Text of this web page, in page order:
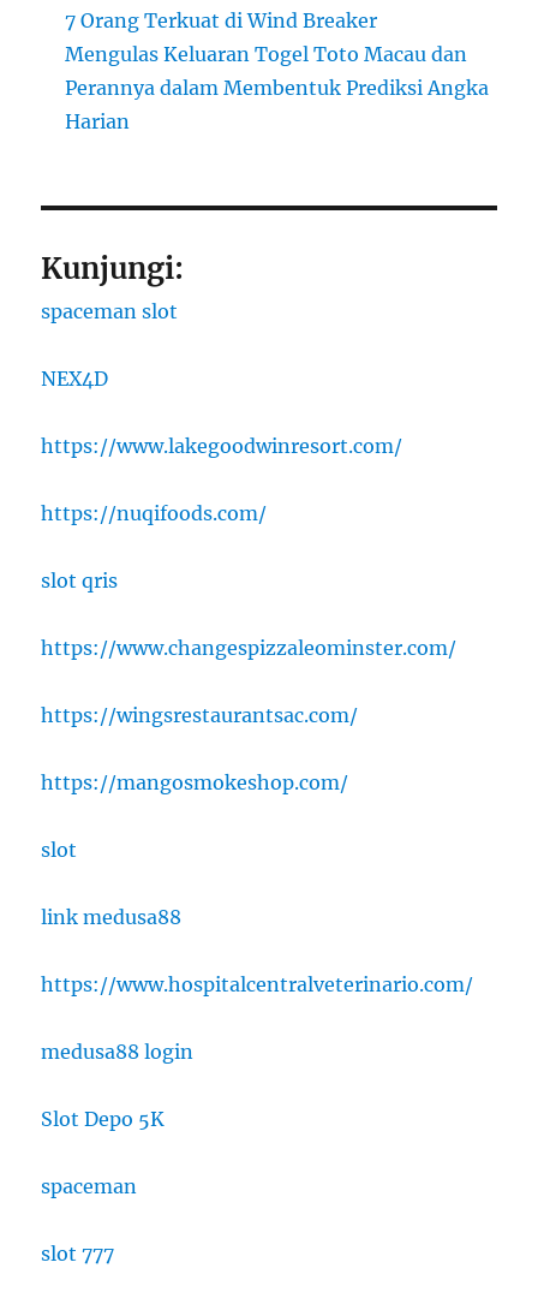
7 Orang Terkuat di Wind Breaker
Mengulas Keluaran Togel Toto Macau dan
Perannya dalam Membentuk Prediksi Angka
Harian
Kunjungi:
spaceman slot
NEX4D
https://www.lakegoodwinresort.com/
https://nuqifoods.com/
slot qris
https://www.changespizzaleominster.com/
https://wingsrestaurantsac.com/
https://mangosmokeshop.com/
slot
link medusa88
https://www.hospitalcentralveterinario.com/
medusa88 login
Slot Depo 5K
spaceman
slot 777